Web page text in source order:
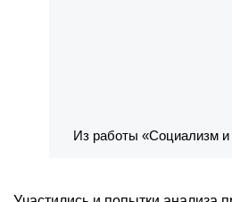
Из работы «Социализм и